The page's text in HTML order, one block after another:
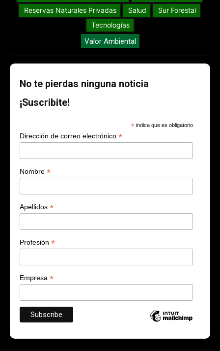
Reservas Naturales Privadas
Salud
Sur Forestal
Tecnologías
Valor Ambiental
No te pierdas ninguna noticia
¡Suscribite!
* indica que es obligatorio
Dirección de correo electrónico *
Nombre *
Apellidos *
Profesión *
Empresa *